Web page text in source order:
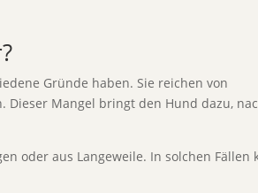
Gründe haben. Sie reichen von
Dieser Mangel bringt den Hund dazu,
oder aus Langeweile. In solchen Fällen